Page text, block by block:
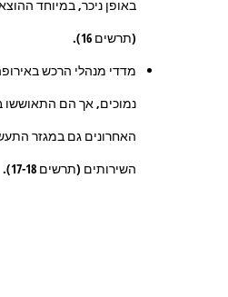
באופן ניכר, במיוחד
(תרשים 16).
מדדי מנהלי הרכש
נמוכים, אך הם התאוששו
האחרונים גם במגזר
השירותים (תרשים 17-18).